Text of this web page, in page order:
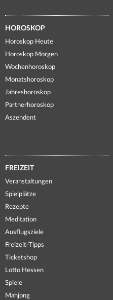
HOROSKOP
Horoskop Heute
Horoskop Morgen
Wochenhoroskop
Monatshoroskop
Jahreshoroskop
Partnerhoroskop
Aszendent
FREIZEIT
Veranstaltungen
Spielplätze
Rezepte
Meditation
Ausflugsziele
Freizeit-Tipps
Ticketshop
Lotto Hessen
Spiele
Mahjong